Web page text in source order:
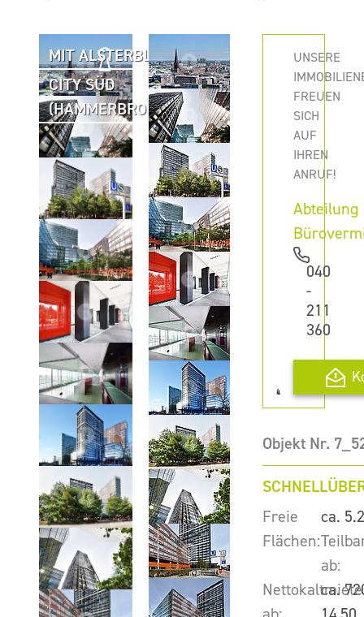
MIT ALSTERBLICK
CITY SÜD
(HAMMERBROOK)
UNSERE
FREUEN
SICH
AUF
IHREN
ANRUF!
Abteilung
040
-
211
360
Objekt Nr.
Freie
Flächen:
ca.
ab:
ca.
Nettokaltmiete